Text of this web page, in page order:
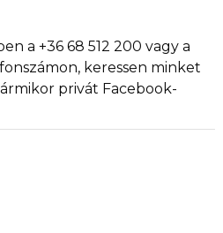
a +36 68 512 200 vagy a
keressen minket
privát Facebook-